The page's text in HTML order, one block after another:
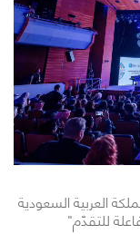
العربية السعودية
للتقدّم"